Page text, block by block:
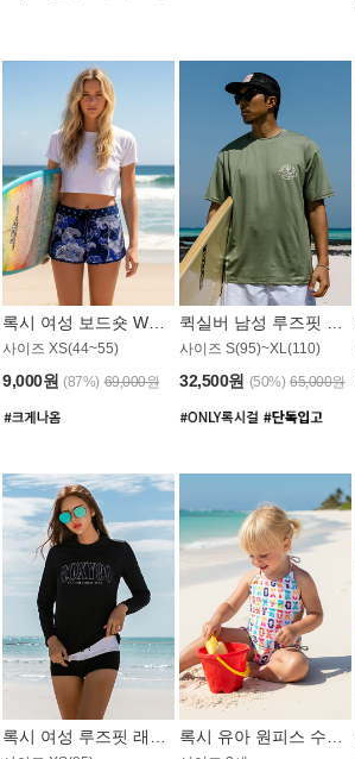
사이즈 XS(44~55)
9,000원 (87%) 69,000원
사이즈 S(95)~XL(110)
32,500원 (50%) 65,000원